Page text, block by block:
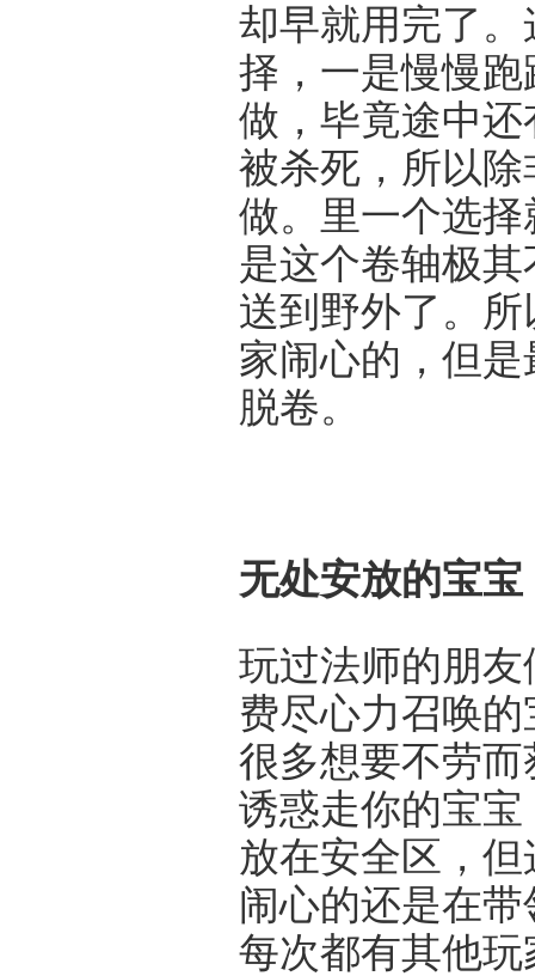
却早就用完了
择，一是慢慢
做，毕竟途中
被杀死，所以
做。里一个选
是这个卷轴极
送到野外了。
家闹心的，但
脱卷。
无处安放的宝宝
玩过法师的朋
费尽心力召唤
很多想要不劳
诱惑走你的宝
放在安全区，
闹心的还是在
每次都有其他